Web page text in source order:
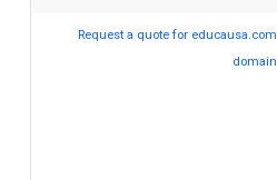
Request a quote for educausa.com
domain